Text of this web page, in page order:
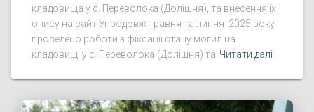
кладовища у с. Переволока (Долішня), та внесення їх
опису на сайт Упродовж травня та липня 2025 року
проведено роботи з фіксації стану могил на
кладовищі у с. Переволока (Долішня) та Читати далі